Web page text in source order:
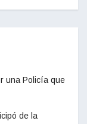
una Policía que
de la